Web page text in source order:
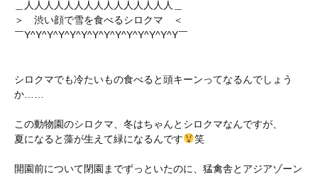
＿人人人人人人人人人人人人人人人＿
＞ 渋い顔で雪を食べるシロクマ ＜
￣Y^Y^Y^Y^Y^Y^Y^Y^Y^Y^Y^Y^Y^Y￣
シロクマでも冷たいもの食べると頭キーンってなるんでしょう
か……
この動物園のシロクマ、冬はちゃんとシロクマなんですが、
夏になると藻が生えて緑になるんです
笑
開園前について閉園までずっといたのに、猛禽舎とアジアゾーン